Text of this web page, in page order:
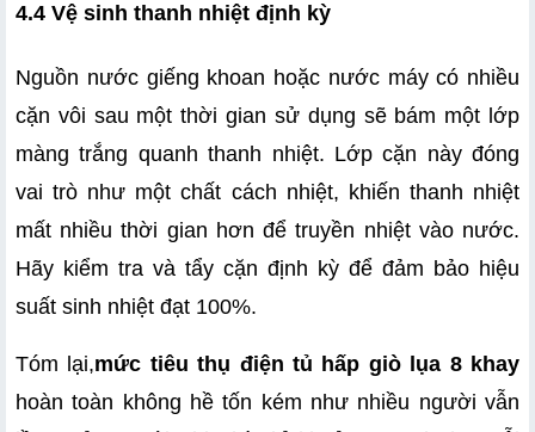
4.4 Vệ sinh thanh nhiệt định kỳ
Nguồn nước giếng khoan hoặc nước máy có nhiều
cặn vôi sau một thời gian sử dụng sẽ bám một lớp
màng trắng quanh thanh nhiệt. Lớp cặn này đóng
vai trò như một chất cách nhiệt, khiến thanh nhiệt
mất nhiều thời gian hơn để truyền nhiệt vào nước.
Hãy kiểm tra và tẩy cặn định kỳ để đảm bảo hiệu
suất sinh nhiệt đạt 100%.
Tóm lại,mức tiêu thụ điện tủ hấp giò lụa 8 khay
hoàn toàn không hề tốn kém như nhiều người vẫn